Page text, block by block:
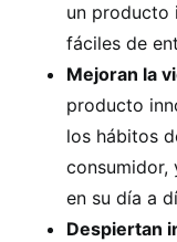
un producto
fáciles de
Mejoran la
producto
los hábitos
consumidor,
en su día a
Despiertan